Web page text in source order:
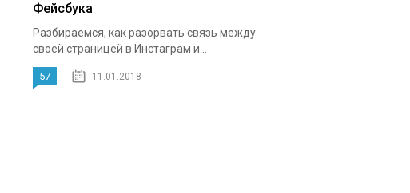
Фейсбука
Разбираемся, как разорвать связь между
своей страницей в Инстаграм и...
57 11.01.2018